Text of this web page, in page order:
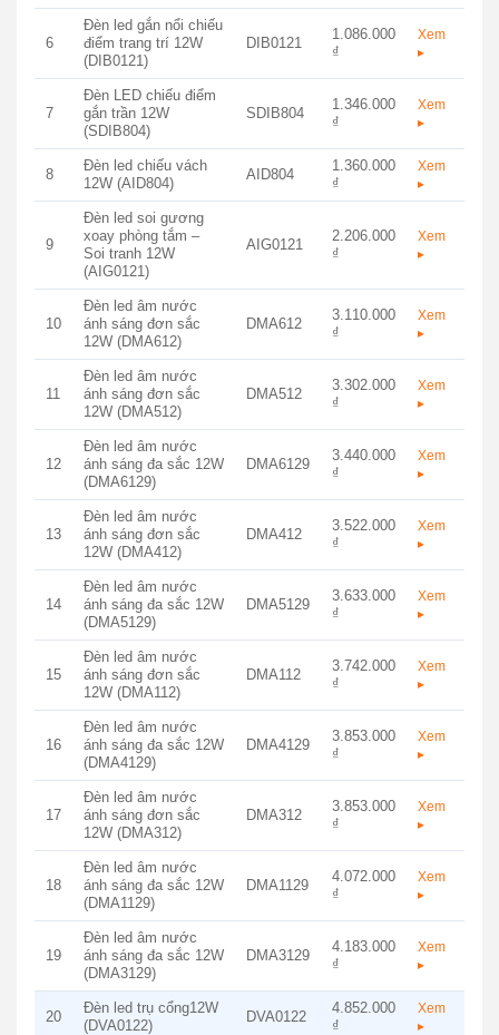
6
Đèn led gắn nổi chiếu
điểm trang trí 12W
(DIB0121)
DIB0121
1.086.000
₫
Xem
▸
7
Đèn LED chiếu điểm
gắn trần 12W
(SDIB804)
SDIB804
1.346.000
₫
Xem
▸
8
Đèn led chiếu vách
12W (AID804)
AID804
1.360.000
₫
Xem
▸
9
Đèn led soi gương
xoay phòng tắm –
Soi tranh 12W
(AIG0121)
AIG0121
2.206.000
₫
Xem
▸
10
Đèn led âm nước
ánh sáng đơn sắc
12W (DMA612)
DMA612
3.110.000
₫
Xem
▸
11
Đèn led âm nước
ánh sáng đơn sắc
12W (DMA512)
DMA512
3.302.000
₫
Xem
▸
12
Đèn led âm nước
ánh sáng đa sắc 12W
(DMA6129)
DMA6129
3.440.000
₫
Xem
▸
13
Đèn led âm nước
ánh sáng đơn sắc
12W (DMA412)
DMA412
3.522.000
₫
Xem
▸
14
Đèn led âm nước
ánh sáng đa sắc 12W
(DMA5129)
DMA5129
3.633.000
₫
Xem
▸
15
Đèn led âm nước
ánh sáng đơn sắc
12W (DMA112)
DMA112
3.742.000
₫
Xem
▸
16
Đèn led âm nước
ánh sáng đa sắc 12W
(DMA4129)
DMA4129
3.853.000
₫
Xem
▸
17
Đèn led âm nước
ánh sáng đơn sắc
12W (DMA312)
DMA312
3.853.000
₫
Xem
▸
18
Đèn led âm nước
ánh sáng đa sắc 12W
(DMA1129)
DMA1129
4.072.000
₫
Xem
▸
19
Đèn led âm nước
ánh sáng đa sắc 12W
(DMA3129)
DMA3129
4.183.000
₫
Xem
▸
20
Đèn led trụ cổng12W
(DVA0122)
DVA0122
4.852.000
₫
Xem
▸